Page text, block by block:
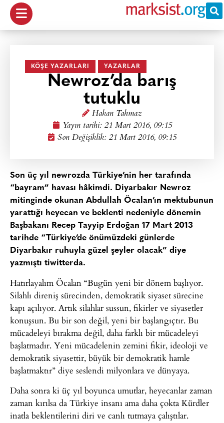
KÖŞE YAZARLARI YAZARLAR
Newroz’da barış
tutuklu
Hakan Tahmaz
Yayın tarihi: 21 Mart 2016, 09:15
Son Değişiklik: 21 Mart 2016, 09:15
Son üç yıl newrozda Türkiye’nin her tarafında
“bayram” havası hâkimdi. Diyarbakır Newroz
mitinginde okunan Abdullah Öcalan’ın mektubunun
yarattığı heyecan ve beklenti nedeniyle dönemin
Başbakanı Recep Tayyip Erdoğan 17 Mart 2013
tarihde “Türkiye’de önümüzdeki günlerde
Diyarbakır ruhuyla güzel şeyler olacak” diye
yazmıştı tiwitterda.
Hatırlayalım Öcalan “Bugün yeni bir dönem başlıyor.
Silahlı direniş sürecinden, demokratik siyaset sürecine
kapı açılıyor. Artık silahlar sussun, fikirler ve siyasetler
konuşsun. Bu bir son değil, yeni bir başlangıçtır. Bu
mücadeleyi bırakma değil, daha farklı bir mücadeleyi
başlatmadır. Yeni mücadelenin zemini fikir, ideoloji ve
demokratik siyasettir, büyük bir demokratik hamle
başlatmaktır” diye seslendi milyonlara ve dünyaya.
Daha sonra ki üç yıl boyunca umutlar, heyecanlar zaman
zaman kırılsa da Türkiye insanı ama daha çokta Kürdler
inatla beklentilerini diri ve canlı tutmaya çalıştılar.